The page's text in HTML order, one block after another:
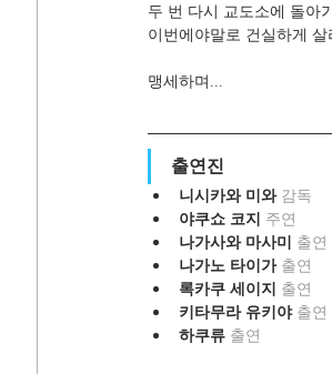
두 번 다시 교도소에 돌아
이번에야말로 건실하게 살
맹세하며...
출연진
니시카와 미와 감독
야쿠쇼 코지 주연
나가사와 마사미 출연
나가노 타이가 출연
록카쿠 세이지 출연
키타무라 유키야 출연
하쿠류 출연